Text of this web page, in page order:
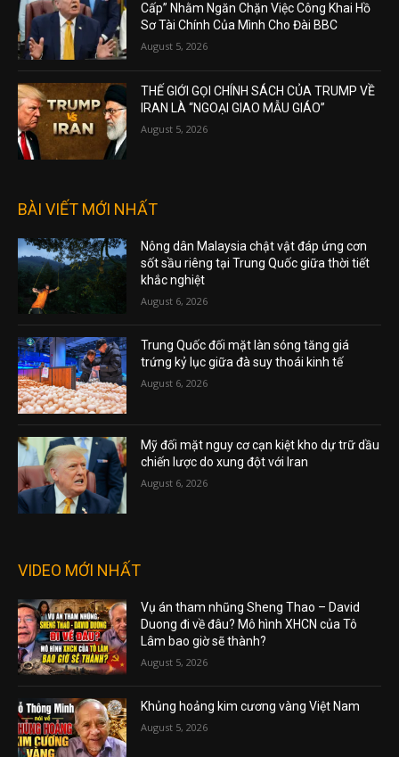
Cấp” Nhằm Ngăn Chặn Việc Công Khai Hồ
Sơ Tài Chính Của Mình Cho Đài BBC
August 5, 2026
THẾ GIỚI GỌI CHÍNH SÁCH CỦA TRUMP VỀ
IRAN LÀ “NGOẠI GIAO MẪU GIÁO”
August 5, 2026
BÀI VIẾT MỚI NHẤT
Nông dân Malaysia chật vật đáp ứng cơn
sốt sầu riêng tại Trung Quốc giữa thời tiết
khắc nghiệt
August 6, 2026
Trung Quốc đối mặt làn sóng tăng giá
trứng kỷ lục giữa đà suy thoái kinh tế
August 6, 2026
Mỹ đối mặt nguy cơ cạn kiệt kho dự trữ dầu
chiến lược do xung đột với Iran
August 6, 2026
VIDEO MỚI NHẤT
Vụ án tham nhũng Sheng Thao – David
Duong đi về đâu? Mô hình XHCN của Tô
Lâm bao giờ sẽ thành?
August 5, 2026
Khủng hoảng kim cương vàng Việt Nam
August 5, 2026